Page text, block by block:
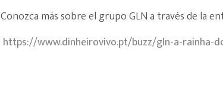
Conozca más sobre el grupo GLN a través de la
https://www.dinheirovivo.pt/buzz/gln-a-